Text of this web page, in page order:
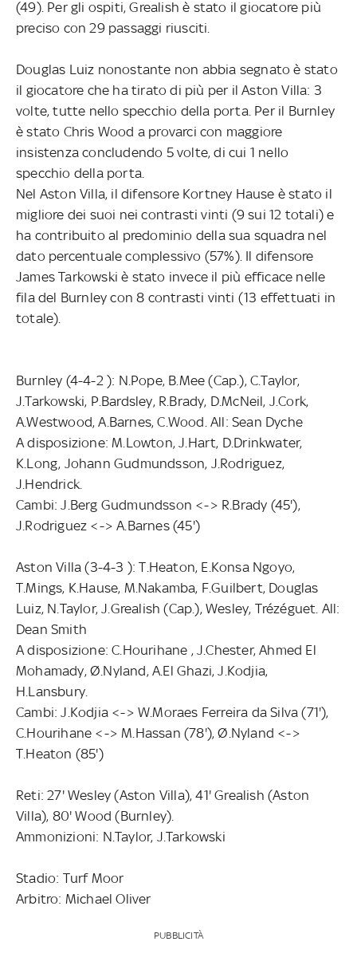
(49). Per gli ospiti, Grealish è stato il giocatore più
preciso con 29 passaggi riusciti.
Douglas Luiz nonostante non abbia segnato è stato
il giocatore che ha tirato di più per il Aston Villa: 3
volte, tutte nello specchio della porta. Per il Burnley
è stato Chris Wood a provarci con maggiore
insistenza concludendo 5 volte, di cui 1 nello
specchio della porta.
Nel Aston Villa, il difensore Kortney Hause è stato il
migliore dei suoi nei contrasti vinti (9 sui 12 totali) e
ha contribuito al predominio della sua squadra nel
dato percentuale complessivo (57%). Il difensore
James Tarkowski è stato invece il più efficace nelle
fila del Burnley con 8 contrasti vinti (13 effettuati in
totale).
Burnley (4-4-2 ): N.Pope, B.Mee (Cap.), C.Taylor,
J.Tarkowski, P.Bardsley, R.Brady, D.McNeil, J.Cork,
A.Westwood, A.Barnes, C.Wood. All: Sean Dyche
A disposizione: M.Lowton, J.Hart, D.Drinkwater,
K.Long, Johann Gudmundsson, J.Rodriguez,
J.Hendrick.
Cambi: J.Berg Gudmundsson <-> R.Brady (45'),
J.Rodriguez <-> A.Barnes (45')
Aston Villa (3-4-3 ): T.Heaton, E.Konsa Ngoyo,
T.Mings, K.Hause, M.Nakamba, F.Guilbert, Douglas
Luiz, N.Taylor, J.Grealish (Cap.), Wesley, Trézéguet. All:
Dean Smith
A disposizione: C.Hourihane , J.Chester, Ahmed El
Mohamady, Ø.Nyland, A.El Ghazi, J.Kodjia,
H.Lansbury.
Cambi: J.Kodjia <-> W.Moraes Ferreira da Silva (71'),
C.Hourihane <-> M.Hassan (78'), Ø.Nyland <->
T.Heaton (85')
Reti: 27' Wesley (Aston Villa), 41' Grealish (Aston
Villa), 80' Wood (Burnley).
Ammonizioni: N.Taylor, J.Tarkowski
Stadio: Turf Moor
Arbitro: Michael Oliver
PUBBLICITÀ